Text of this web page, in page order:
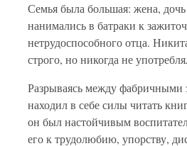
Семья была большая: жена,
нанимались в батраки к
нетрудоспособного отца.
строго, но никогда не
Разрываясь между фабричными
находил в себе силы читать
он был настойчивым
его к трудолюбию, упорству,